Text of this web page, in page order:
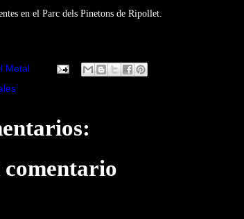
en el Parc dels Pinetons de Ripollet.
Metal